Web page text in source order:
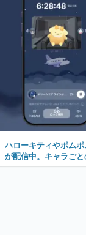
ハローキティやポム
が配信中。キャラご